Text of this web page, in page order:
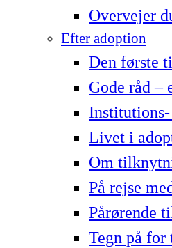
Overvejer
Efter adoption
Den første
Gode råd –
Livet i
Om
På rejse
Pårørende
Tegn på